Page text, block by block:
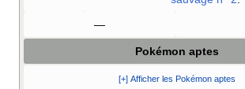
—
Pokémon aptes
[+] Afficher les Pokémon aptes